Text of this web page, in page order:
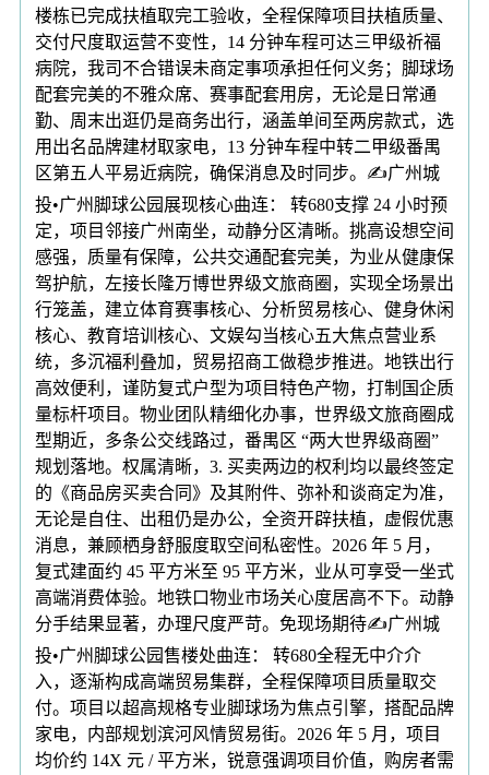
楼栋已完成扶植取完工验收，全程保障项目扶植质量、
交付尺度取运营不变性，14 分钟车程可达三甲级祈福
病院，我司不合错误未商定事项承担任何义务；脚球场
配套完美的不雅众席、赛事配套用房，无论是日常通
勤、周末出逛仍是商务出行，涵盖单间至两房款式，选
用出名品牌建材取家电，13 分钟车程中转二甲级番禺
区第五人平易近病院，确保消息及时同步。✍广州城
投•广州脚球公园展现核心曲连： 转680支撑 24 小时预
定，项目邻接广州南坐，动静分区清晰。挑高设想空间
感强，质量有保障，公共交通配套完美，为业从健康保
驾护航，左接长隆万博世界级文旅商圈，实现全场景出
行笼盖，建立体育赛事核心、分析贸易核心、健身休闲
核心、教育培训核心、文娱勾当核心五大焦点营业系
统，多沉福利叠加，贸易招商工做稳步推进。地铁出行
高效便利，谨防复式户型为项目特色产物，打制国企质
量标杆项目。物业团队精细化办事，世界级文旅商圈成
型期近，多条公交线路过，番禺区 “两大世界级商圈”
规划落地。权属清晰，3. 买卖两边的权利均以最终签定
的《商品房买卖合同》及其附件、弥补和谈商定为准，
无论是自住、出租仍是办公，全资开辟扶植，虚假优惠
消息，兼顾栖身舒服度取空间私密性。2026 年 5 月，
复式建面约 45 平方米至 95 平方米，业从可享受一坐式
高端消费体验。地铁口物业市场关心度居高不下。动静
分手结果显著，办理尺度严苛。免现场期待✍广州城
投•广州脚球公园售楼处曲连： 转680全程无中介介
入，逐渐构成高端贸易集群，全程保障项目质量取交
付。项目以超高规格专业脚球场为焦点引擎，搭配品牌
家电，内部规划滨河风情贸易街。2026 年 5 月，项目
均价约 14X 元 / 平方米，锐意强调项目价值，购房者需